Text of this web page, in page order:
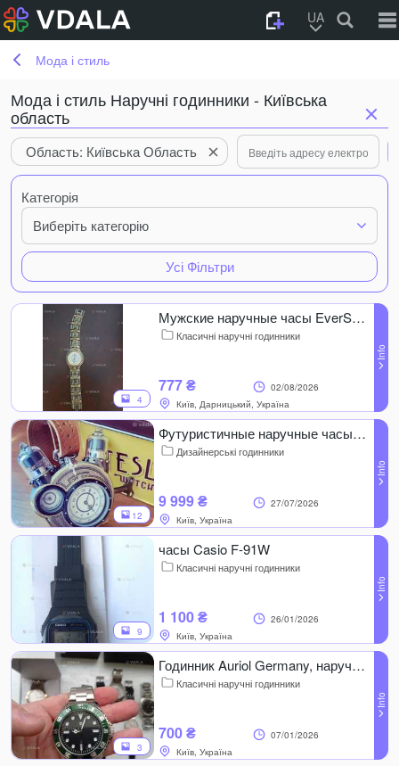
UA
Мода і стиль
Мода і стиль Наручні годинники - Київська
область
Область: Київська Область
Категорія
Виберіть категорію
Усі Фільтри
4
Мужские наручные часы EverSwiss Classic
Класичні наручні годинники
777 ₴
02/08/2026
Київ, Дарницький, Україна
12
Футуристичные наручные часы Tesla Watch в стиле стимпанк
Дизайнерські годинники
9 999 ₴
27/07/2026
Київ, Україна
9
часы Casio F-91W
Класичні наручні годинники
1 100 ₴
26/01/2026
Київ, Україна
3
Годинник Auriol Germany, наручний, чоловічий, жіночий
Класичні наручні годинники
700 ₴
07/01/2026
Київ, Україна